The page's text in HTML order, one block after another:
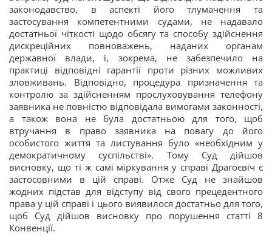
законодавство, в аспекті його тлумачення та
застосування компетентними судами, не надавало
достатньої чіткості щодо обсягу та способу здійснення
дискреційних повноважень, наданих органам
державної влади, і, зокрема, не забезпечило на
практиці відповідні гарантії проти різних можливих
зловживань. Відповідно, процедура призначення та
контролю за здійсненням прослуховування телефону
заявника не повністю відповідала вимогами законності,
а також вона не була достатньою для того, щоб
втручання в право заявника на повагу до його
особистого життя та листування було «необхідним у
демократичному суспільстві». Тому Суд дійшов
висновку, що ті ж самі міркування у справі Драгоєвіч є
застосовними в цій справі. Отже Суд не знайшов
жодних підстав для відступу від свого прецедентного
права у цій справі і цього виявилося достатньо для того,
щоб Суд дійшов висновку про порушення статті 8
Конвенції.